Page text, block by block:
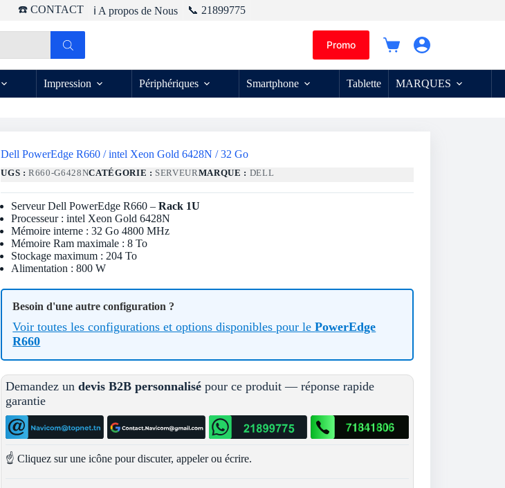
☎️ CONTACT ℹ️ A propos de Nous 📞 21899775
Promo
Panier
Impression Périphériques Smartphone Tablette MARQUES
Dell PowerEdge R660 / intel Xeon Gold 6428N / 32 Go
UGS :R660-G6428NCATÉGORIE : SERVEURMARQUE : DELL
Serveur Dell PowerEdge R660 –Rack 1U
Processeur : intel Xeon Gold 6428N
Mémoire interne : 32 Go 4800 MHz
Mémoire Ram maximale : 8 To
Stockage maximum : 204 To
Alimentation : 800 W
Besoin d'une autre configuration ?
Voir toutes les configurations et options disponibles pour lePowerEdge
R660
Demandez undevis B2B personnalisé pour ce produit — réponse rapide
garantie
☝️ Cliquez sur une icône pour discuter, appeler ou écrire.